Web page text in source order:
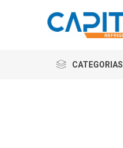
CATEGORIAS